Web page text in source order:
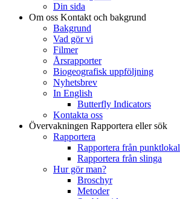
Din sida
Om oss Kontakt och bakgrund
Bakgrund
Vad gör vi
Filmer
Årsrapporter
Biogeografisk uppföljning
Nyhetsbrev
In English
Butterfly Indicators
Kontakta oss
Övervakningen Rapportera eller sök
Rapportera
Rapportera från punktlokal
Rapportera från slinga
Hur gör man?
Broschyr
Metoder